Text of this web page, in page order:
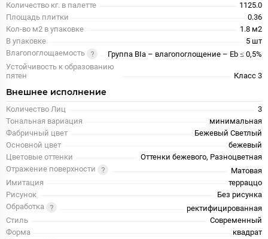
Количество кг. в палетте
1125.0
Площадь плитки
0.36
Кол-во м2 в упаковке
1.8 м2
В упаковке
5 шт
Влагопоглощаемость
Группа BIa – влагопоглощение – Eb ≤ 0,5%
Устойчивость к образованию
пятен
Класс 3
Внешнее исполнение
Количество Лиц
3
Тональная вариация
минимальная
Фабричный цвет
Бежевый Светлый
Основной цвет
бежевый
Цветовые оттенки
Оттенки бежевого, Разноцветная
Отражение поверхности
Матовая
Имитация
терраццо
Рисунок
Без рисунка
Обработка
ректифицированная
Стиль
Современный
Форма
квадрат